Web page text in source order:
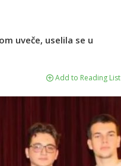
uveče, uselila se u
Add to Reading List